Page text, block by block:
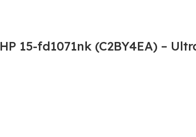
HP 15-fd1071nk (C2BY4EA) –